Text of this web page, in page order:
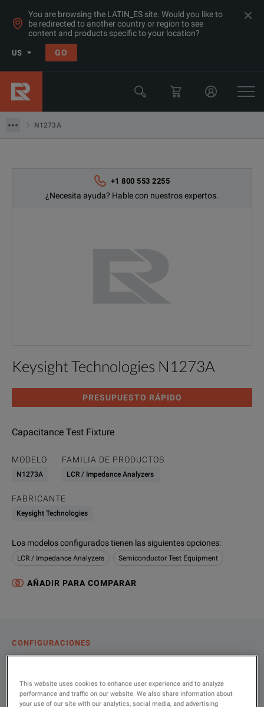
You are browsing the LATIN_ES site. Would you like to
be redirected to another country or region to see
content and products specific to your location?
US GO
N1273A
Products
LCR y Analizadores de Impedancia
Equipo de Prueba de Semiconductores
Keysight Technologies
+1 800 553 2255
¿Necesita ayuda? Hable con nuestros expertos.
Keysight Technologies N1273A
PRESUPUESTO RÁPIDO
Capacitance Test Fixture
MODELO
N1273A
FAMILIA DE PRODUCTOS
LCR / Impedance Analyzers
FABRICANTE
Keysight Technologies
Los modelos configurados tienen las siguientes opciones:
LCR / Impedance Analyzers Semiconductor Test Equipment
AÑADIR PARA COMPARAR
CONFIGURACIONES
RECURSOS
This website uses cookies to enhance user experience and to analyze
performance and traffic on our website. We also share information about
your use of our site with our analytics, social media, and advertising